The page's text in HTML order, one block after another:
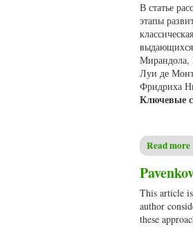
В статье
этапы
Мирандола,
Луи де
Фридриха
Ключевые
Read more
This article
author
these